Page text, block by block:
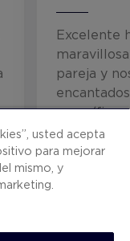
Excelente
pareja y
frente a
aguas
un entorno
usted acepta
para mejorar
mismo, y